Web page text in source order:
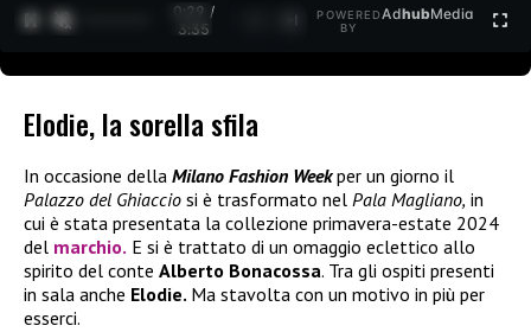
0:30 /
3:35
POWERED
BY
AdhubMedia
Elodie, la sorella sfila
In occasione della Milano Fashion Weekper un giorno il
Palazzo del Ghiaccio si è trasformato nel Pala Magliano, in
cui è stata presentata la collezione primavera-estate 2024
del marchio. E si è trattato di un omaggio eclettico allo
spirito del conte Alberto Bonacossa. Tra gli ospiti presenti
in sala anche Elodie. Ma stavolta con un motivo in più per
esserci.